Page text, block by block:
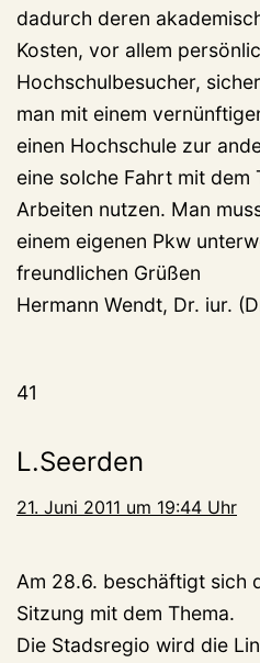
dadurch deren
Kosten, vor allem
Hochschulbesucher,
man mit einem
einen Hochschule zur
eine solche Fahrt mit dem
Arbeiten nutzen. Man
einem eigenen Pkw
freundlichen Grüßen
Hermann Wendt, Dr. iur.
41
L.Seerden
21. Juni 2011 um 19:44 Uhr
Am 28.6. beschäftigt sich
Sitzung mit dem Thema.
Die Stadsregio wird die